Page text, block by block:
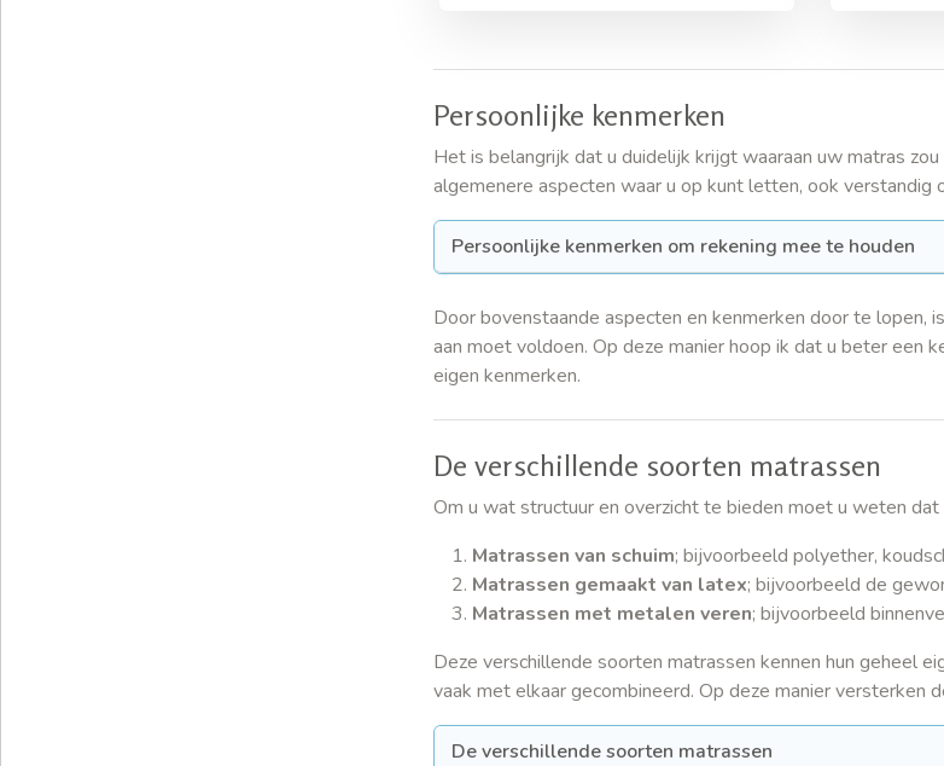
Persoonlijke kenmerken
Het is belangrijk dat u duidelijk krijgt waaraan uw matras
algemenere aspecten waar u op kunt letten, ook
Persoonlijke kenmerken om rekening mee te houden
Door bovenstaande aspecten en kenmerken door te
aan moet voldoen. Op deze manier hoop ik dat u beter een
eigen kenmerken.
De verschillende soorten matrassen
Om u wat structuur en overzicht te bieden moet u weten
Matrassen van schuim; bijvoorbeeld polyether,
Matrassen gemaakt van latex; bijvoorbeeld de
Matrassen met metalen veren; bijvoorbeeld
Deze verschillende soorten matrassen kennen hun geheel
vaak met elkaar gecombineerd. Op deze manier versterken
De verschillende soorten matrassen